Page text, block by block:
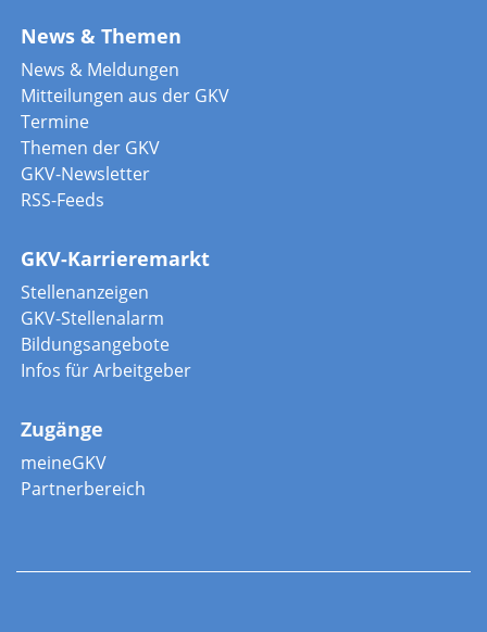
News & Themen
News & Meldungen
Mitteilungen aus der GKV
Termine
Themen der GKV
GKV-Newsletter
RSS-Feeds
GKV-Karrieremarkt
Stellenanzeigen
GKV-Stellenalarm
Bildungsangebote
Infos für Arbeitgeber
Zugänge
meineGKV
Partnerbereich